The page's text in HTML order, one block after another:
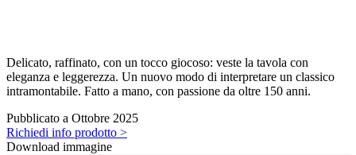
Delicato, raffinato, con un tocco giocoso: veste la tavola con
eleganza e leggerezza. Un nuovo modo di interpretare un classico
intramontabile. Fatto a mano, con passione da oltre 150 anni.
Pubblicato a Ottobre 2025
Richiedi info prodotto >
Download immagine